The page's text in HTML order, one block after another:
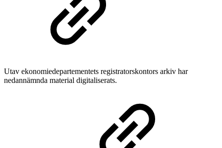
Utav ekonomiedepartementets registratorskontors arkiv har
nedannämnda material digitaliserats.